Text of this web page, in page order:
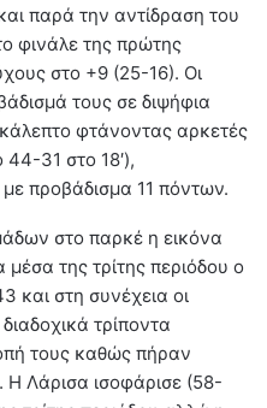
παρά την αντίδραση του
φινάλε της πρώτης
στο +9 (25-16). Οι
τους σε διψήφια
φτάνοντας αρκετές
44-31 στο 18′),
προβάδισμα 11 πόντων.
στο παρκέ η εικόνα
της τρίτης περιόδου ο
και στη συνέχεια οι
τρίποντα
τους καθώς πήραν
Η Λάρισα ισοφάρισε (58-